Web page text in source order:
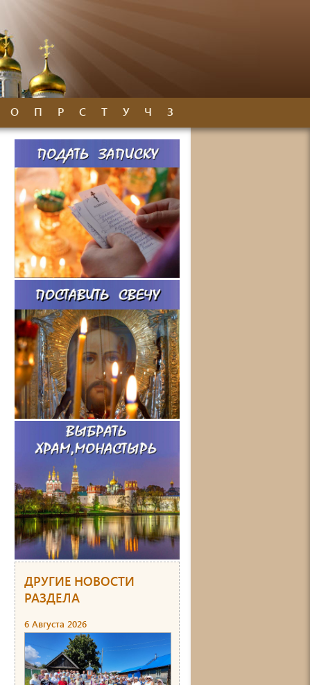
О П Р С Т У Ч З
ДРУГИЕ НОВОСТИ
РАЗДЕЛА
6 Августа 2026